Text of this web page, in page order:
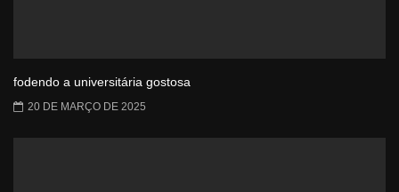
fodendo a universitária gostosa
20 DE MARÇO DE 2025